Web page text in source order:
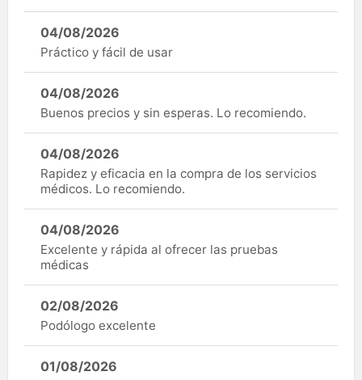
04/08/2026
Práctico y fácil de usar
04/08/2026
Buenos precios y sin esperas. Lo recomiendo.
04/08/2026
Rapidez y eficacia en la compra de los servicios
médicos. Lo recomiendo.
04/08/2026
Excelente y rápida al ofrecer las pruebas
médicas
02/08/2026
Podólogo excelente
01/08/2026